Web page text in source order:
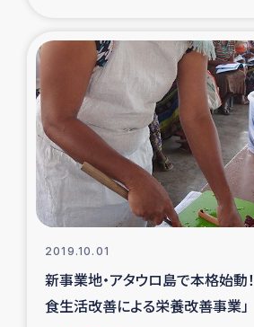
石巻市街地在宅被災
復興応援隊の活
仮設住宅生活支援・農
漁業復興支援
経済自立支援事業
2019.10.01
新事業地・アタウロ島で本格始動
食生活改善による栄養改善事業」